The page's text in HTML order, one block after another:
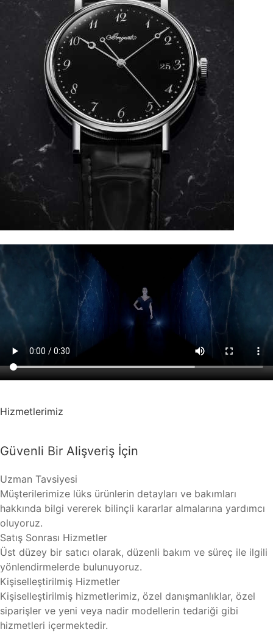
Hizmetlerimiz
Güvenli Bir Alişveriş İçin
Uzman Tavsiyesi
Müşterilerimize lüks ürünlerin detayları ve bakımları
hakkında bilgi vererek bilinçli kararlar almalarına yardımcı
oluyoruz.
Satış Sonrası Hizmetler
Üst düzey bir satıcı olarak, düzenli bakım ve süreç ile ilgili
yönlendirmelerde bulunuyoruz.
Kişiselleştirilmiş Hizmetler
Kişiselleştirilmiş hizmetlerimiz, özel danışmanlıklar, özel
siparişler ve yeni veya nadir modellerin tedariği gibi
hizmetleri içermektedir.